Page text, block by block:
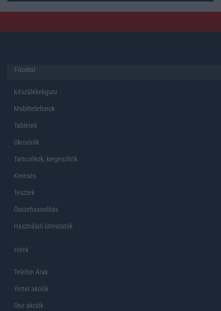
Főoldal
Készülékekguru
Mobiltelefonok
Tabletek
Okosórák
Tartozékok, kiegeszítők
Keresés
Tesztek
Összehasonlítás
Használati útmutatók
Hirek
Telefon Árak
Yettel akciók
One akciók